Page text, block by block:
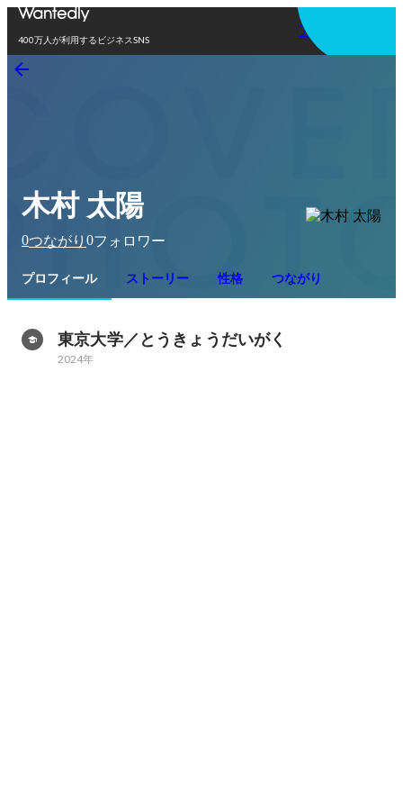
400万人が利用するビジネスSNS
アプリを使う
木村 太陽
0つながり 0フォロワー
プロフィール ストーリー 性格 つながり
東京大学／とうきょうだいがく
2024年